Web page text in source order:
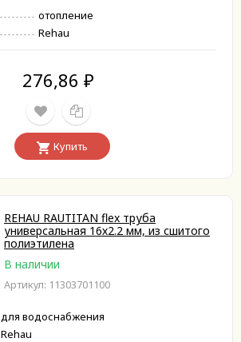
отопление
Rehau
276,86 ₽
Купить
REHAU RAUTITAN flex труба
универсальная 16х2.2 мм, из сшитого
полиэтилена
В наличии
Артикул: 11303701100
для водоснабжения
Rehau